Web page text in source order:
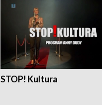
STOP! Kultura